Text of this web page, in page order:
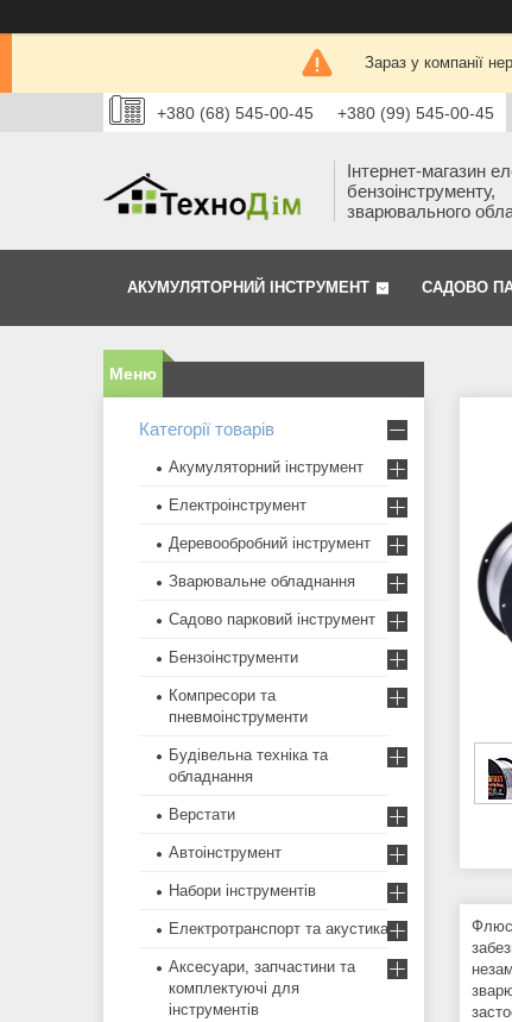
Зараз у компанії
+380 (68) 545-00-45 +380 (99) 545-00-45
Інтернет-магазин
бензоінструменту,
зварювального
АКУМУЛЯТОРНИЙ ІНСТРУМЕНТ САДОВО
Категорії товарів
Акумуляторний інструмент
Електроінструмент
Деревообробний інструмент
Зварювальне обладнання
Садово парковий інструмент
Бензоінструменти
Компресори та
пневмоінструменти
Будівельна техніка та
обладнання
Верстати
Автоінструмент
Набори інструментів
Електротранспорт та акустика
Аксесуари, запчастини та
комплектуючі для
інструментів